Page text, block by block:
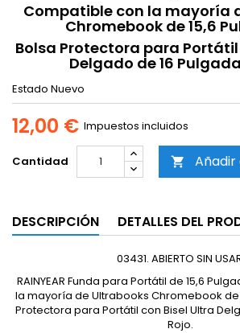
Compatible con la mayoría
Chromebook de 15,6
Bolsa Protectora para Portátil
Delgado de 16
Estado Nuevo
12,00 € Impuestos incluidos
Cantidad 
DESCRIPCIÓN DETALLES DEL
03431. ABIERTO SIN
RAINYEAR Funda para Portátil de 15,6
la mayoría de Ultrabooks Chromebook de
Protectora para Portátil con Bisel Ultra
Rojo.